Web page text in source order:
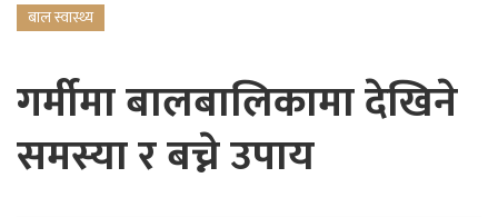
बाल स्वास्थ्य
गर्मीमा बालबालिकामा देखिने
समस्या र बच्ने उपाय